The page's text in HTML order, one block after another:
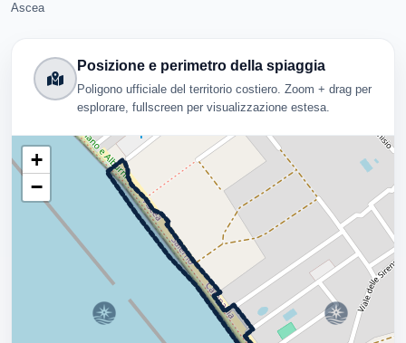
Ascea
Posizione e perimetro della spiaggia
Poligono ufficiale del territorio costiero. Zoom + drag per
esplorare, fullscreen per visualizzazione estesa.
+
−